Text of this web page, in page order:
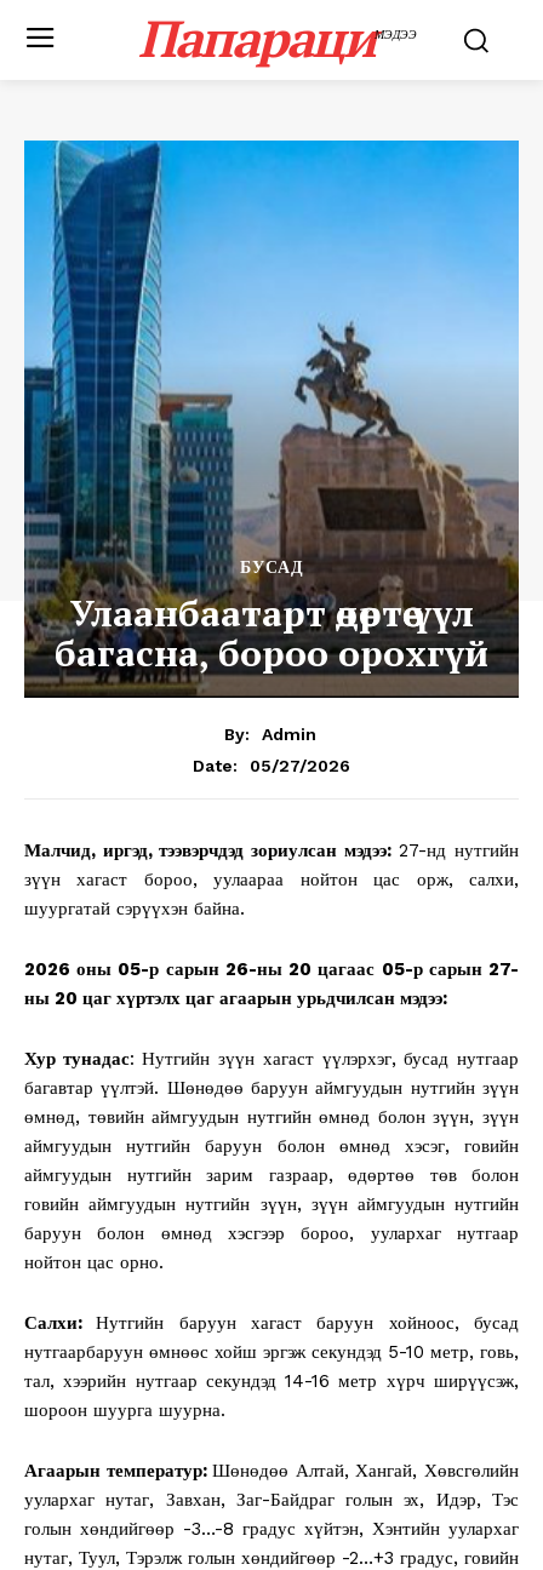
ПапарациМЭДЭЭ
БУСАД
Улаанбаатарт өдөртөө үүл
багасна, бороо орохгүй
By:
Admin
Date:
05/27/2026
Малчид, иргэд, тээвэрчдэд зориулсан мэдээ:27-нд нутгийн
зүүн хагаст бороо, уулаараа нойтон цас орж, салхи,
шуургатай сэрүүхэн байна.
2026 оны 05-р сарын 26-ны 20 цагаас 05-р сарын 27-
ны 20 цаг хүртэлх цаг агаарын урьдчилсан мэдээ:
Хур тунадас: Нутгийн зүүн хагаст үүлэрхэг, бусад нутгаар
багавтар үүлтэй. Шөнөдөө баруун аймгуудын нутгийн зүүн
өмнөд, төвийн аймгуудын нутгийн өмнөд болон зүүн, зүүн
аймгуудын нутгийн баруун болон өмнөд хэсэг, говийн
аймгуудын нутгийн зарим газраар, өдөртөө төв болон
говийн аймгуудын нутгийн зүүн, зүүн аймгуудын нутгийн
баруун болон өмнөд хэсгээр бороо, уулархаг нутгаар
нойтон цас орно.
Салхи:Нутгийн баруун хагаст баруун хойноос, бусад
нутгаарбаруун өмнөөс хойш эргэж секундэд 5-10 метр, говь,
тал, хээрийн нутгаар секундэд 14-16 метр хүрч ширүүсэж,
шороон шуурга шуурна.
Агаарын температур:Шөнөдөө Алтай, Хангай, Хөвсгөлийн
уулархаг нутаг, Завхан, Заг-Байдраг голын эх, Идэр, Тэс
голын хөндийгөөр -3…-8 градус хүйтэн, Хэнтийн уулархаг
нутаг, Туул, Тэрэлж голын хөндийгөөр -2…+3 градус, говийн